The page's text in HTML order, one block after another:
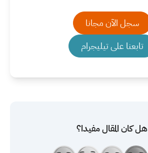
سجل الآن مجانا
تابعنا على تيليجرام
هل كان المقال مفيدا؟